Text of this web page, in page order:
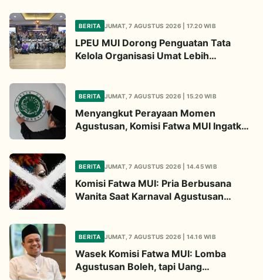
BERITA JUMAT, 7 AGUSTUS 2026 | 17.20 WIB
LPEU MUI Dorong Penguatan Tata
Kelola Organisasi Umat Lebih
BERITA JUMAT, 7 AGUSTUS 2026 | 15.20 WIB
Menyangkut Perayaan Momen
Agustusan, Komisi Fatwa MUI Ingatkan
BERITA JUMAT, 7 AGUSTUS 2026 | 14.45 WIB
Komisi Fatwa MUI: Pria Berbusana
Wanita Saat Karnaval Agustusan
BERITA JUMAT, 7 AGUSTUS 2026 | 14.16 WIB
Wasek Komisi Fatwa MUI: Lomba
Agustusan Boleh, tapi Uang